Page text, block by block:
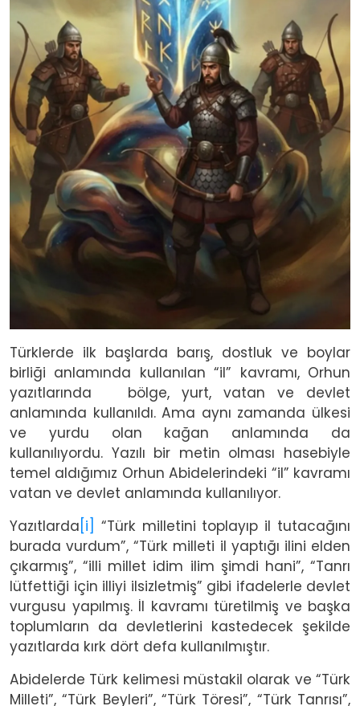
Türklerde ilk başlarda barış, dostluk ve boylar
birliği anlamında kullanılan “il” kavramı, Orhun
yazıtlarında
bölge, yurt, vatan ve devlet
anlamında kullanıldı. Ama aynı zamanda ülkesi
ve yurdu olan kağan anlamında da
kullanılıyordu. Yazılı bir metin olması hasebiyle
temel aldığımız Orhun Abidelerindeki “il” kavramı
vatan ve devlet anlamında kullanılıyor.
Yazıtlarda [i]
“Türk milletini toplayıp il tutacağını
burada vurdum”, “Türk milleti il yaptığı ilini elden
çıkarmış”, “illi millet idim ilim şimdi hani”, “Tanrı
lütfettiği için illiyi ilsizletmiş” gibi ifadelerle devlet
vurgusu yapılmış. İl kavramı türetilmiş ve başka
toplumların da devletlerini kastedecek şekilde
yazıtlarda kırk dört defa kullanılmıştır.
Abidelerde Türk kelimesi müstakil olarak ve “Türk
Milleti”, “Türk Beyleri”, “Türk Töresi”, “Türk Tanrısı”,